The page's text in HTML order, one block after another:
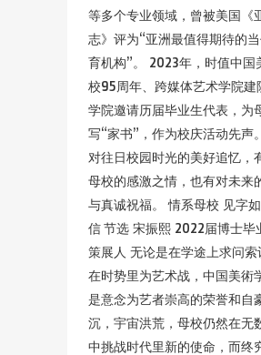
等多个专业领域，曾被美国《
志》评为“亚洲最值得期待的
育机构”。 2023年，时值中国
校95周年、跨媒体艺术学院建
学院邀请历届毕业生代表，为
写“家书”，作为校庆活动先声
对往日校园时光的美好追忆，
母校的感激之情，也有对未来
与真诚祝福。 情系母校 见字
信 节选 宋振熙 2022届博士毕
策展人 无论是在学途上求问索
在时势里为艺术战，中国美術
是意念为艺者崇高的荣誉和自
沉，宇宙洪荒，母校仍然在无
中挑战时代里新的使命，而终